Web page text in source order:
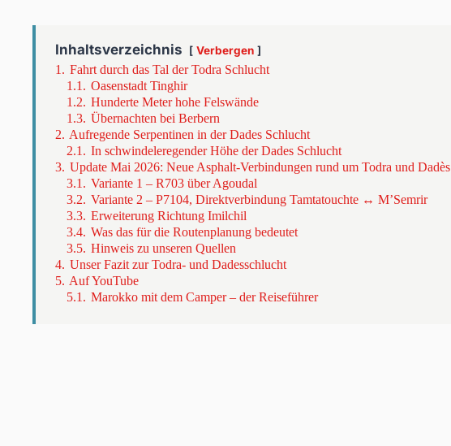
Inhaltsverzeichnis Verbergen
1. Fahrt durch das Tal der Todra Schlucht
1.1. Oasenstadt Tinghir
1.2. Hunderte Meter hohe Felswände
1.3. Übernachten bei Berbern
2. Aufregende Serpentinen in der Dades Schlucht
2.1. In schwindeleregender Höhe der Dades Schlucht
3. Update Mai 2026: Neue Asphalt-Verbindungen rund um Todra und Dadès
3.1. Variante 1 – R703 über Agoudal
3.2. Variante 2 – P7104, Direktverbindung Tamtatouchte ↔ M’Semrir
3.3. Erweiterung Richtung Imilchil
3.4. Was das für die Routenplanung bedeutet
3.5. Hinweis zu unseren Quellen
4. Unser Fazit zur Todra- und Dadesschlucht
5. Auf YouTube
5.1. Marokko mit dem Camper – der Reiseführer